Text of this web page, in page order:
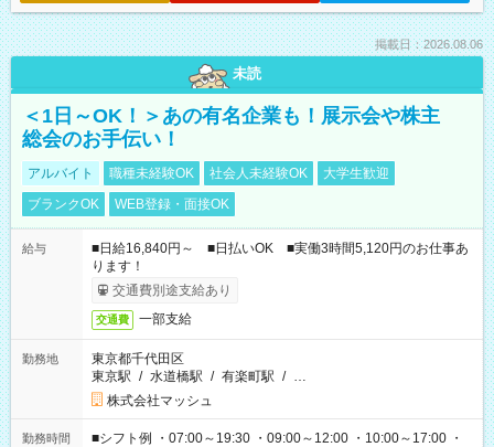
掲載日：2026.08.06
未読
＜1日～OK！＞あの有名企業も！展示会や株主
総会のお手伝い！
アルバイト 職種未経験OK 社会人未経験OK
大学生歓迎
ブランクOK
WEB登録・面接OK
給与
■日給16,840円～ ■日払いOK ■実働3時間5,120円のお仕事あ
ります！
交通費別途支給あり
交通費 一部支給
勤務地
東京都千代田区
東京駅 / 水道橋駅 / 有楽町駅 / …
株式会社マッシュ
勤務時間
■シフト例 ・07:00～19:30 ・09:00～12:00 ・10:00～17:00 ・